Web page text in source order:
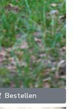
Bestellen